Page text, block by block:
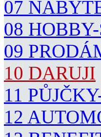
07
08
09
10 DARUJI
11
12